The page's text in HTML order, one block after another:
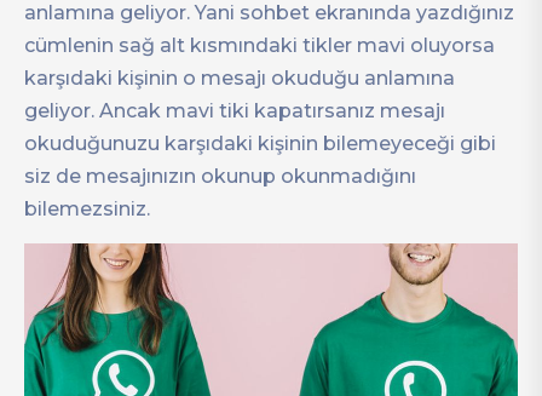
anlamına geliyor. Yani sohbet ekranında yazdığınız
cümlenin sağ alt kısmındaki tikler mavi oluyorsa
karşıdaki kişinin o mesajı okuduğu anlamına
geliyor. Ancak mavi tiki kapatırsanız mesajı
okuduğunuzu karşıdaki kişinin bilemeyeceği gibi
siz de mesajınızın okunup okunmadığını
bilemezsiniz.